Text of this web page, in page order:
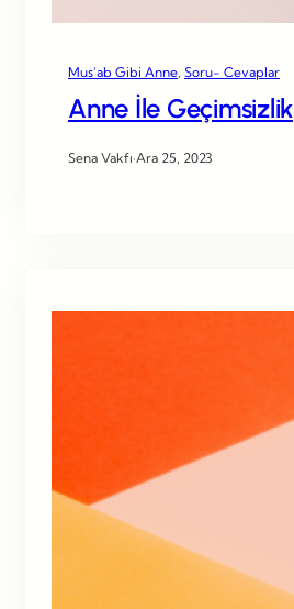
Mus’ab Gibi Anne Soru- Cevaplar
Anne İle Geçimsizlik
Sena Vakfı·Ara 25, 2023